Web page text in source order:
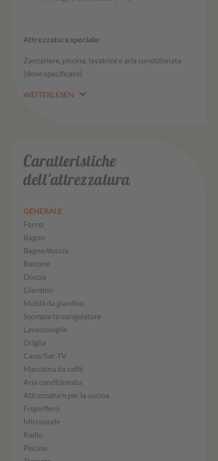
Attrezzatura speciale:
Zanzariere, piscina, lavatrice e aria condizionata
(dove specificato)
WEITERLESEN
Caratteristiche
dell'attrezzatura
GENERALE
Forno
Bagno
Bagno/doccia
Balcone
Doccia
Giardino
Mobili da giardino
Scomparto congelatore
Lavastoviglie
Griglia
Cavo/Sat-TV
Macchina da caffè
Aria condizionata
Attrezzature per la cucina
Frigorifero
Microonde
Radio
Piscina